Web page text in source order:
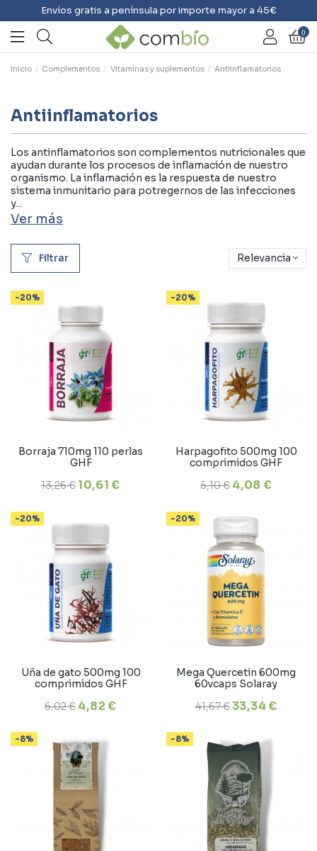
Envíos gratis a península por importe mayor a 45€
0
Inicio Complementos Vitaminas y suplementos Antiinflamatorios
Antiinflamatorios
Los antinflamatorios son complementos nutricionales que
ayudan durante los procesos de inflamación de nuestro
organismo. La inflamación es la respuesta de nuestro
sistema inmunitario para potregernos de las infecciones
y...
Ver más
Filtrar Relevancia
-20%
Borraja 710mg 110 perlas
GHF
13,26 € 10,61 €
-20%
Harpagofito 500mg 100
comprimidos GHF
5,10 € 4,08 €
-20%
Uña de gato 500mg 100
comprimidos GHF
6,02 € 4,82 €
-20%
Mega Quercetin 600mg
60vcaps Solaray
41,67 € 33,34 €
-8% -8%